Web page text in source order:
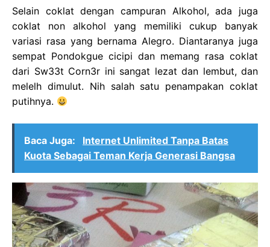
Selain coklat dengan campuran Alkohol, ada juga
coklat non alkohol yang memiliki cukup banyak
variasi rasa yang bernama Alegro. Diantaranya juga
sempat Pondokgue cicipi dan memang rasa coklat
dari Sw33t Corn3r ini sangat lezat dan lembut, dan
melelh dimulut. Nih salah satu penampakan coklat
putihnya.
Baca Juga:
Internet Unlimited Tanpa Batas
Kuota Sebagai Teman Kerja Generasi Bangsa